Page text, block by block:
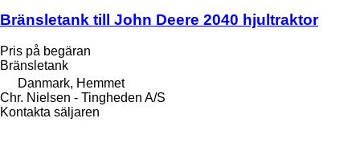
Bränsletank till John Deere 2040 hjultraktor
Pris på begäran
Bränsletank
Danmark, Hemmet
Chr. Nielsen - Tingheden A/S
Kontakta säljaren